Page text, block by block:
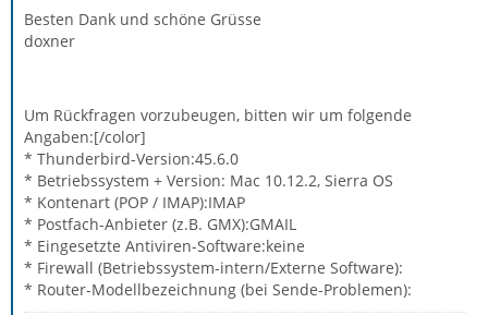
Besten Dank und schöne Grüsse
doxner
Um Rückfragen vorzubeugen, bitten wir um folgende
Angaben:[/color]
* Thunderbird-Version:45.6.0
* Betriebssystem + Version: Mac 10.12.2, Sierra OS
* Kontenart (POP / IMAP):IMAP
* Postfach-Anbieter (z.B. GMX):GMAIL
* Eingesetzte Antiviren-Software:keine
* Firewall (Betriebssystem-intern/Externe Software):
* Router-Modellbezeichnung (bei Sende-Problemen):